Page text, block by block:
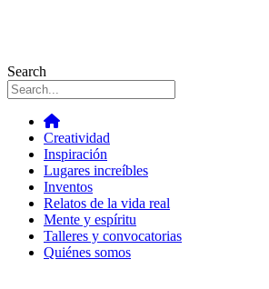
Search
Creatividad
Inspiración
Lugares increíbles
Inventos
Relatos de la vida real
Mente y espíritu
Talleres y convocatorias
Quiénes somos